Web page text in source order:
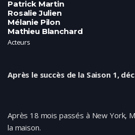
Patrick Martin
Rosalie Julien
Mélanie Pilon
Mathieu Blanchard
Acteurs
Après le succès de la Saison 1,
Après 18 mois passés à New York,
la maison.